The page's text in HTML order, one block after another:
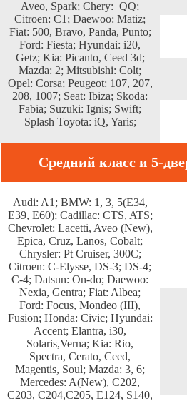
Aveo, Spark; Chery: QQ;
Citroen: C1; Daewoo: Matiz;
Fiat: 500, Bravo, Panda, Punto;
Ford: Fiesta; Hyundai: i20,
Getz; Kia: Picanto, Ceed 3d;
Mazda: 2; Mitsubishi: Colt;
Opel: Corsa; Peugeot: 107, 207,
208, 1007; Seat: Ibiza; Skoda:
Fabia; Suzuki: Ignis; Swift;
Splash Toyota: iQ, Yaris;
Средний класс и 5-
Audi: A1; BMW: 1, 3, 5(E34,
E39, E60); Cadillac: CTS, ATS;
Chevrolet: Lacetti, Aveo (New),
Epica, Cruz, Lanos, Cobalt;
Chrysler: Pt Cruiser, 300C;
Citroen: С-Elysse, DS-3; DS-4;
C-4; Datsun: On-do; Daewoo:
Nexia, Gentra; Fiat: Albea;
Ford: Focus, Mondeo (III),
Fusion; Honda: Civic; Hyundai:
Accent; Elantra, i30,
Solaris,Verna; Kia: Rio,
Spectra, Cerato, Ceed,
Magentis, Soul; Mazda: 3, 6;
Mercedes: A(New), C202,
C203, C204,C205, E124, S140,